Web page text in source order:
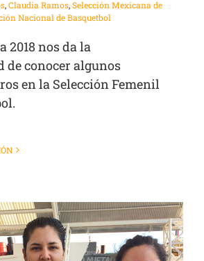
,Claudia Ramos,Selección Mexicana de
Nacional de Basquetbol
2018 nos da la
de conocer algunos
en la Selección Femenil